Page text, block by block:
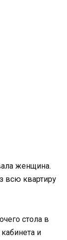
женщина.
всю квартиру
стола в
и